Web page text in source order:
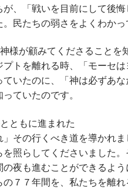
、「戦いを目前にして後
民たちの弱さをよくわかっ
様が顧みてくださることを
トを離れる時、「モーセ
いたのに、「神は必ずあ
ていたのです。
ともに進まれた
」その行くべき道を導かれ
を照らしてくださいました
夜も進むことができるよう
７７年間を、私たちを離